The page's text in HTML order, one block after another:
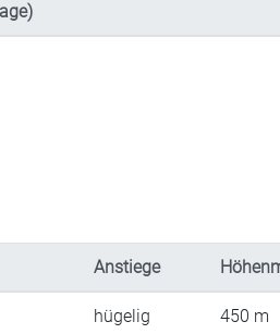
Anstiege
hügelig 450 m